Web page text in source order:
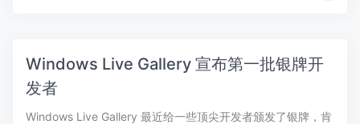
Windows Live Gallery 宣布第一批银牌开
发者
Windows Live Gallery 最近给一些顶尖开发者颁发了银牌，肯